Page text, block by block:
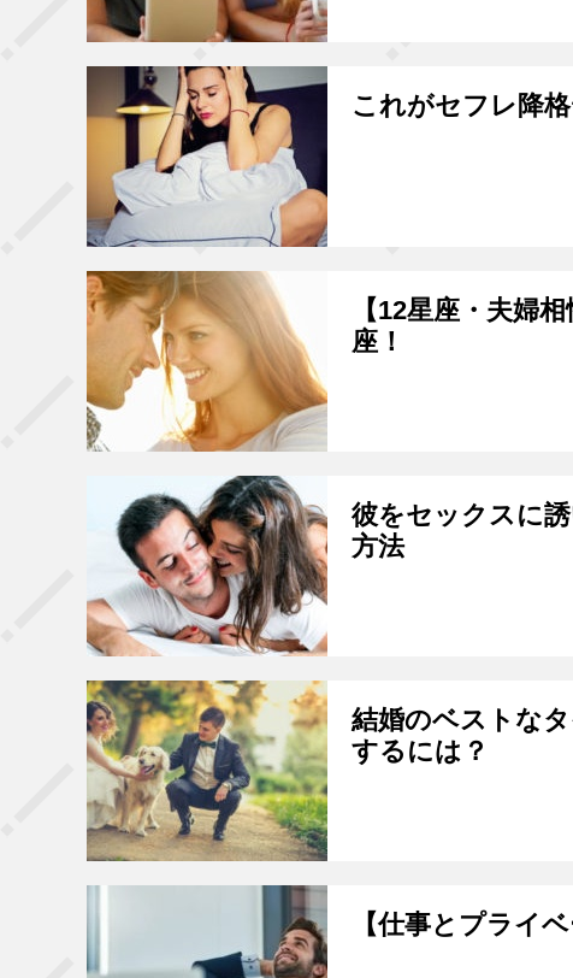
これがセフレ降
【12星座・夫婦
座！
彼をセックスに
方法
結婚のベストな
するには？
【仕事とプライ